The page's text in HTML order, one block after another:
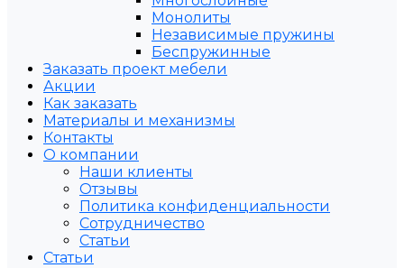
Монолиты
Независимые пружины
Беспружинные
Заказать проект мебели
Акции
Как заказать
Материалы и механизмы
Контакты
О компании
Наши клиенты
Отзывы
Политика конфиденциальности
Сотрудничество
Статьи
Статьи